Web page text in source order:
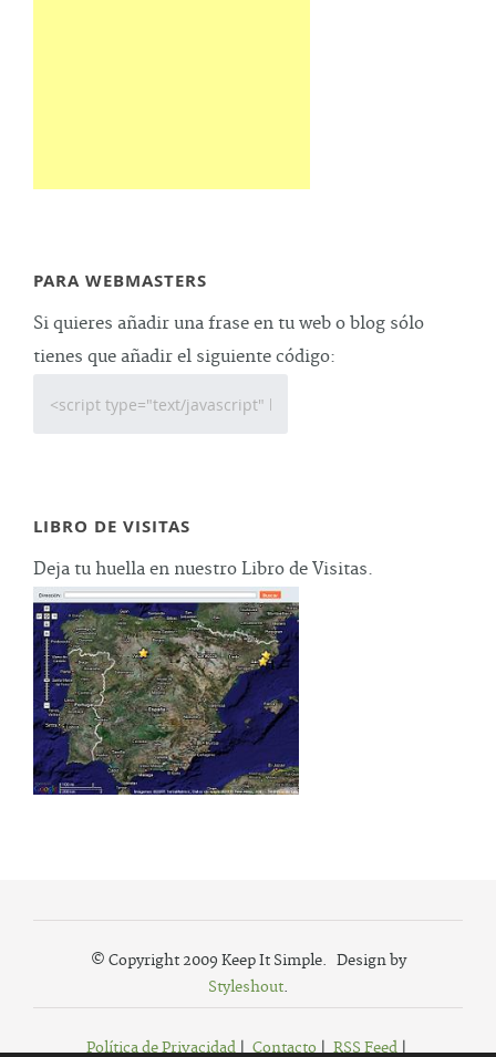
PARA WEBMASTERS
Si quieres añadir una frase en tu web o blog sólo
tienes que añadir el siguiente código:
LIBRO DE VISITAS
Deja tu huella en nuestro Libro de Visitas.
© Copyright 2009 Keep It Simple. Design by
Styleshout.
Política de Privacidad| Contacto| RSS Feed|